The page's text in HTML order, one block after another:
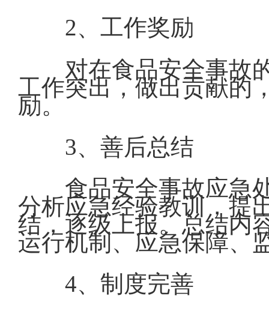
2、工作奖励
对在食品安全事故
工作突出，做出贡献的
励。
3、善后总结
食品安全事故应急
分析应急经验教训，提
结，逐级上报。总结内
运行机制、应急保障、
4、制度完善